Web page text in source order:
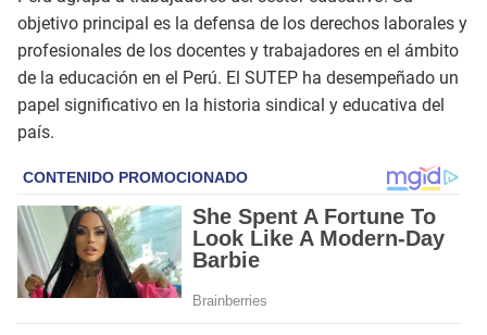
objetivo principal es la defensa de los derechos laborales y
profesionales de los docentes y trabajadores en el ámbito
de la educación en el Perú. El SUTEP ha desempeñado un
papel significativo en la historia sindical y educativa del
país.